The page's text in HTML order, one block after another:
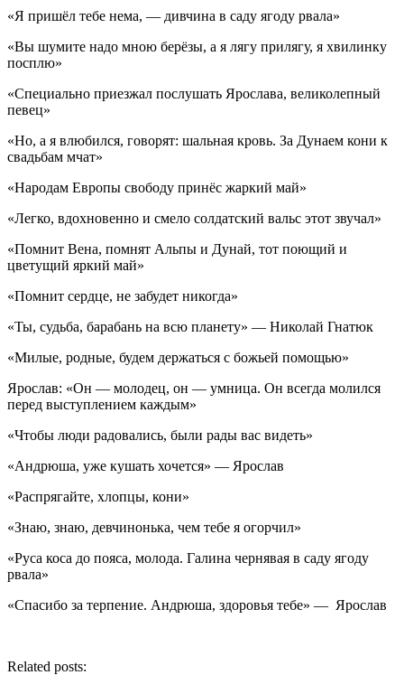
«Я пришёл тебе нема, — дивчина в саду ягоду рвала»
«Вы шумите надо мною берёзы, а я лягу прилягу, я хвилинку
посплю»
«Специально приезжал послушать Ярослава, великолепный
певец»
«Но, а я влюбился, говорят: шальная кровь. За Дунаем кони к
свадьбам мчат»
«Народам Европы свободу принёс жаркий май»
«Легко, вдохновенно и смело солдатский вальс этот звучал»
«Помнит Вена, помнят Альпы и Дунай, тот поющий и
цветущий яркий май»
«Помнит сердце, не забудет никогда»
«Ты, судьба, барабань на всю планету» — Николай Гнатюк
«Милые, родные, будем держаться с божьей помощью»
Ярослав: «Он — молодец, он — умница. Он всегда молился
перед выступлением каждым»
«Чтобы люди радовались, были рады вас видеть»
«Андрюша, уже кушать хочется» — Ярослав
«Распрягайте, хлопцы, кони»
«Знаю, знаю, девчинонька, чем тебе я огорчил»
«Руса коса до пояса, молода. Галина чернявая в саду ягоду
рвала»
«Спасибо за терпение. Андрюша, здоровья тебе» — Ярослав
Related posts: